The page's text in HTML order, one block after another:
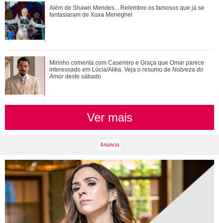
Ariana Grande faz desabafo em show sobre decisão de
pausar a carreira: Não foi uma reação...
Além de Shawn Mendes... Relembre os famosos que já se
fantasiaram de Xuxa Meneghel
Além de Shawn Mendes... Relembre os famosos que já se
fantasiaram de Xuxa Meneghel
Mirinho comenta com Casemiro e Graça que Omar parece
interessado em Lúcia/Alika. Veja o resumo de Nobreza do
Amordeste sábado
Ver mais